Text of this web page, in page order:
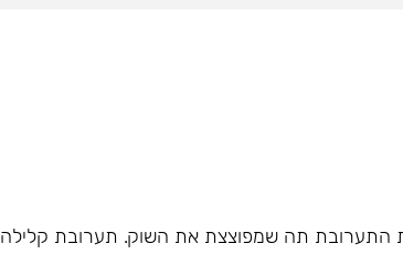
התערובת תה שמפוצצת את השוק. תערובת קלילה